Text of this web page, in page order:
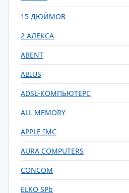
15 ДЮЙМОВ
2 АЛЕКСА
ABENT
ABIUS
ADSL-КОМПЬЮТЕРС
ALL MEMORY
APPLE IMC
AURA COMPUTERS
CONCOM
ELKO SPb